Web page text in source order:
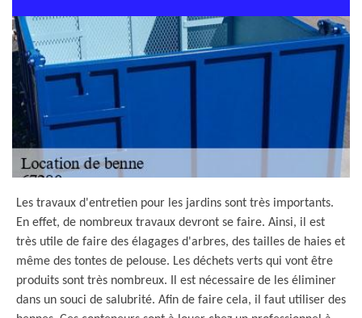
Les travaux d'entretien pour les jardins sont très importants.
En effet, de nombreux travaux devront se faire. Ainsi, il est
très utile de faire des élagages d'arbres, des tailles de haies et
même des tontes de pelouse. Les déchets verts qui vont être
produits sont très nombreux. Il est nécessaire de les éliminer
dans un souci de salubrité. Afin de faire cela, il faut utiliser des